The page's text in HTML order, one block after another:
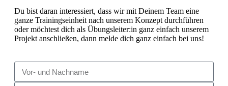
Du bist daran interessiert, dass wir mit Deinem Team eine
ganze Trainingseinheit nach unserem Konzept durchführen
oder möchtest dich als Übungsleiter:in ganz einfach unserem
Projekt anschließen, dann melde dich ganz einfach bei uns!